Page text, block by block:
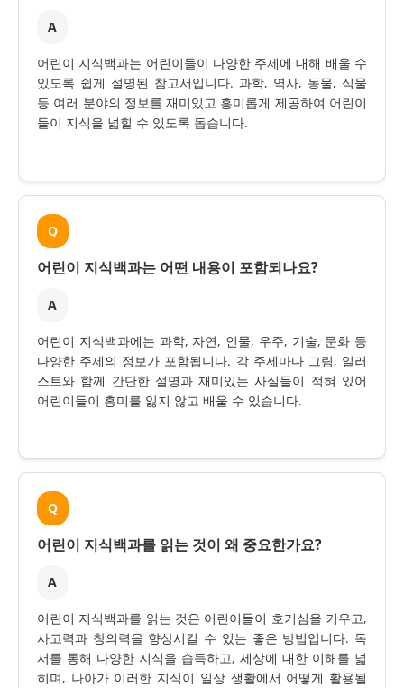
A
어린이 지식백과는 어린이들이 다양한 주제에 대해 배울 수
있도록 쉽게 설명된 참고서입니다. 과학, 역사, 동물, 식물
등 여러 분야의 정보를 재미있고 흥미롭게 제공하여 어린이
들이 지식을 넓힐 수 있도록 돕습니다.
Q
어린이 지식백과는 어떤 내용이 포함되나요?
A
어린이 지식백과에는 과학, 자연, 인물, 우주, 기술, 문화 등
다양한 주제의 정보가 포함됩니다. 각 주제마다 그림, 일러
스트와 함께 간단한 설명과 재미있는 사실들이 적혀 있어
어린이들이 흥미를 잃지 않고 배울 수 있습니다.
Q
어린이 지식백과를 읽는 것이 왜 중요한가요?
A
어린이 지식백과를 읽는 것은 어린이들이 호기심을 키우고,
사고력과 창의력을 향상시킬 수 있는 좋은 방법입니다. 독
서를 통해 다양한 지식을 습득하고, 세상에 대한 이해를 넓
히며, 나아가 이러한 지식이 일상 생활에서 어떻게 활용될